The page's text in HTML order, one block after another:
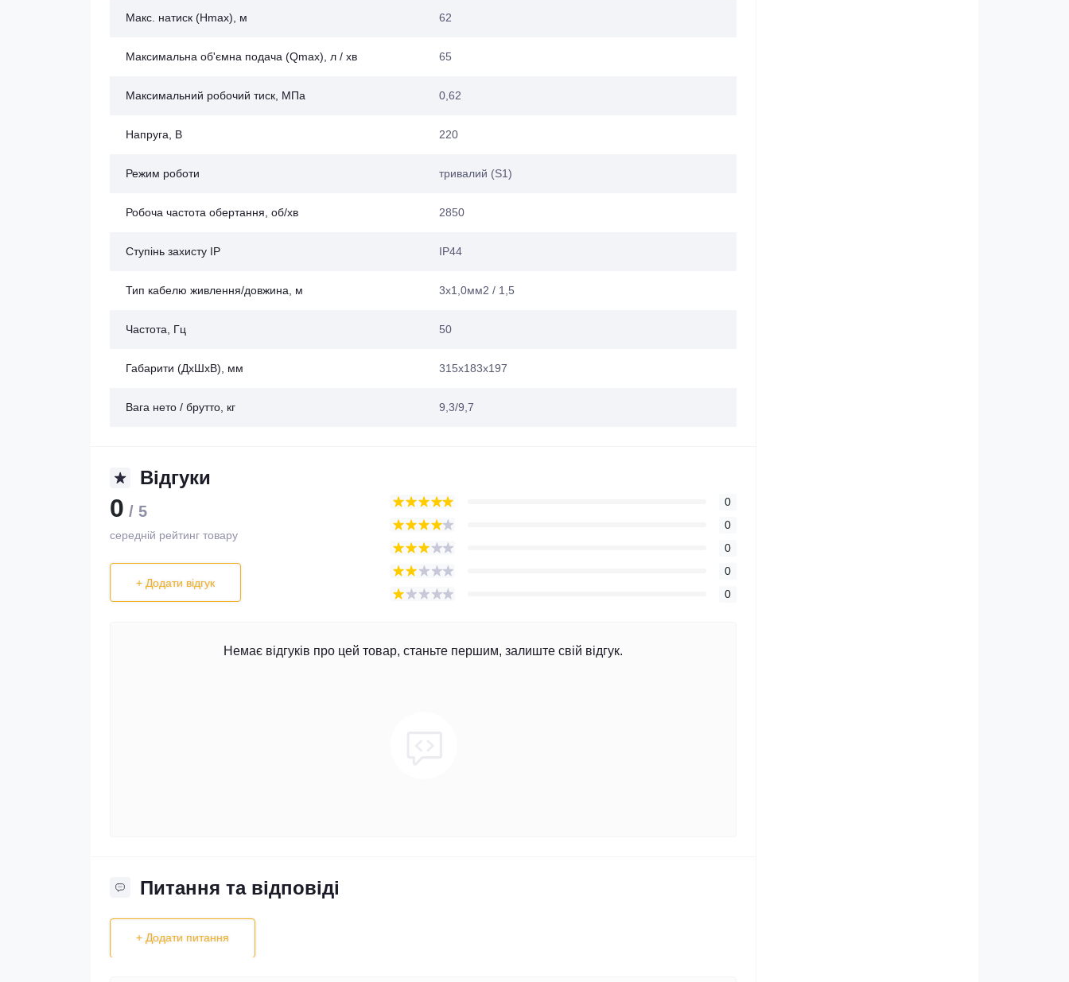
Макс. натиск (Нmax), м 62
Максимальна об'ємна подача (Qmax), л / хв 65
Максимальний робочий тиск, МПа 0,62
Напруга, В 220
Режим роботи тривалий (S1)
Робоча частота обертання, об/хв 2850
Ступінь захисту IP IP44
Тип кабелю живлення/довжина, м 3х1,0мм2 / 1,5
Частота, Гц 50
Габарити (ДхШхВ), мм 315х183х197
Вага нето / брутто, кг 9,3/9,7
Відгуки
0 / 5
середній рейтинг товару
+ Додати відгук
0
0
0
0
0
Немає відгуків про цей товар, станьте першим, залиште свій відгук.
Питання та відповіді
+ Додати питання